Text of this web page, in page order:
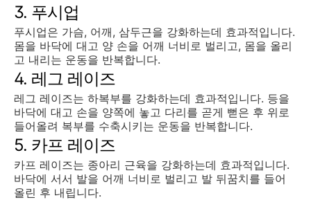
3. 푸시업
푸시업은 가슴, 어깨, 삼두근을 강화하는데 효과적입니다.
몸을 바닥에 대고 양 손을 어깨 너비로 벌리고, 몸을 올리
고 내리는 운동을 반복합니다.
4. 레그 레이즈
레그 레이즈는 하복부를 강화하는데 효과적입니다. 등을
바닥에 대고 손을 양쪽에 놓고 다리를 곧게 뻗은 후 위로
들어올려 복부를 수축시키는 운동을 반복합니다.
5. 카프 레이즈
카프 레이즈는 종아리 근육을 강화하는데 효과적입니다.
바닥에 서서 발을 어깨 너비로 벌리고 발 뒤꿈치를 들어
올린 후 내립니다.